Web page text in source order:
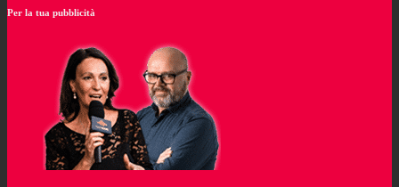
Per la tua pubblicità